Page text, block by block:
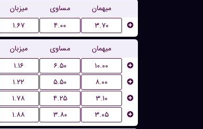
میزبان مساوی
میهمان
۱.۶۷ ۴.۰۰ ۳.۷۰
میزبان مساوی
میهمان
۱.۱۶ ۶.۵۰
۱۰.۰۰
۱.۲۲ ۵.۵۰
۸.۰۰
۱.۷۸ ۴.۲۵
۳.۱۰
۱.۸۸ ۳.۸۰ ۳.۰۵